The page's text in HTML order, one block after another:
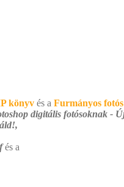
könyvés a Furmányos
digitális fotósoknak -
és a